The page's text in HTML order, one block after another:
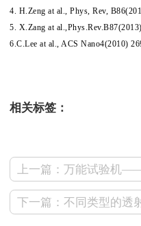
4. H.Zeng at al., Phys, Rev,
5. X.Zang at
6.C.Lee at al., ACS Nano4(2010)
相关标签：
上一篇：万能试验机